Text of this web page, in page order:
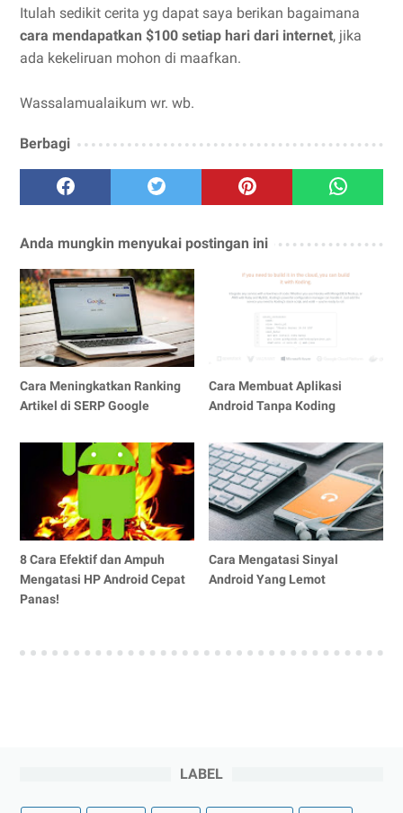
Itulah sedikit cerita yg dapat saya berikan bagaimana
cara mendapatkan $100 setiap hari dari internet, jika
ada kekeliruan mohon di maafkan.
Wassalamualaikum wr. wb.
Berbagi
Anda mungkin menyukai postingan ini
Cara Meningkatkan Ranking
Artikel di SERP Google
Cara Membuat Aplikasi
Android Tanpa Koding
8 Cara Efektif dan Ampuh
Mengatasi HP Android Cepat
Panas!
Cara Mengatasi Sinyal
Android Yang Lemot
LABEL